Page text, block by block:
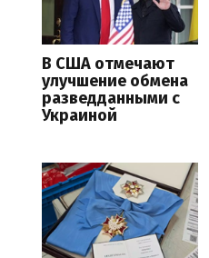
В США отмечают
улучшение обмена
разведданными с
Украиной